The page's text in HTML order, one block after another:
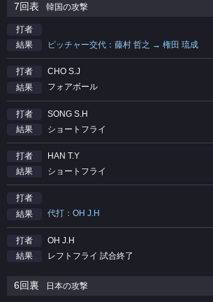
7回表 韓国の攻撃
打者
結果
ピッチャー交代：藤村 哲之 → 権田 琉成
打者
CHO S.J
結果
フォアボール
打者
SONG S.H
結果
ショートフライ
打者
HAN T.Y
結果
ショートフライ
打者
結果
代打：OH J.H
打者
OH J.H
結果
レフトフライ 試合終了
6回裏 日本の攻撃